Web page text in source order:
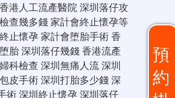
預
約
香港人工流產醫院深圳落仔攻
查幾多錢家計會終止懷孕等
止懷孕家計會堕胎手術香
胎深圳落仔幾錢香港流產
科檢查 深圳無痛人流深圳
皮手術深圳打胎多少錢深
術深圳終止懷孕深圳落仔